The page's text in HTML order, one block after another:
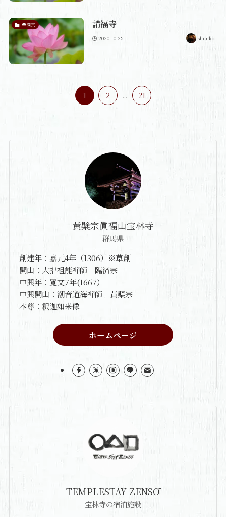
曹洞宗 請福寺
2020-10-25 shunko
1 2 ... 21
黄檗宗眞福山宝林寺
群馬県
創建年：嘉元4年（1306）※草創
開山：大拙祖能禅師｜臨済宗
中興年：寛文7年(1667）
中興開山：潮音道海禅師｜黄檗宗
本尊：釈迦如来像
ホームページ
TEMPLESTAY ZENSŌ
宝林寺の宿泊施設